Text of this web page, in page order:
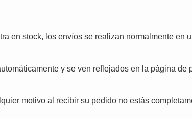
en stock, los envíos se realizan normalmente en
y se ven reflejados en la página de
motivo al recibir su pedido no estás